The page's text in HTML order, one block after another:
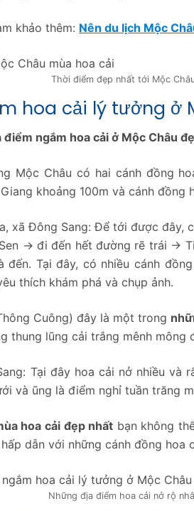
khảo thêm: Nên du lịch Mộc
Thời điểm đẹp nhất tới Mộc
hoa cải lý tưởng ở
điểm ngắm hoa cải ở Mộc Châu
Mộc Châu có hai cánh đồng
khoảng 100m và cánh đồng
xã Đông Sang: Để tới được đây,
-> đi đến hết đường rẽ trái ->
đến. Tại đây, có nhiều cánh
thích khám phá và chụp ảnh.
Cuông) đây là một trong
thung lũng cải trắng mênh mông
Tại đây hoa cải nở nhiều và
và ũng là điểm nghỉ tuần trăng
hoa cải đẹp nhất bạn không
hấp dẫn với những cánh đồng
Những địa điểm hoa cải nở rộ